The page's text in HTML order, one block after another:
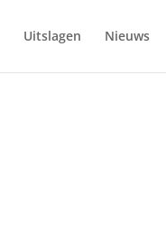
Uitslagen Nieuws